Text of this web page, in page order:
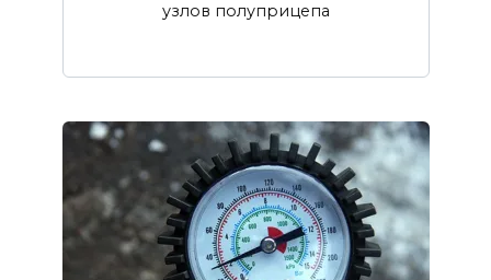
узлов полуприцепа